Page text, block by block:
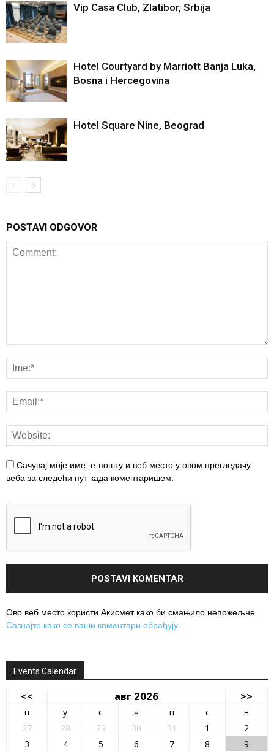
Vip Casa Club, Zlatibor, Srbija
Hotel Courtyard by Marriott Banja Luka,
Bosna i Hercegovina
Hotel Square Nine, Beograd
POSTAVI ODGOVOR
Сачувај моје име, е-пошту и веб место у овом прегледачу
веба за следећи пут када коментаришем.
Ово веб место користи Акисмет како би смањило непожељне.
Сазнајте како се ваши коментари обрађују.
Events Calendar
<< авг 2026 >>
п у с ч п с
н
27
28 29 30 31 1
2
3
4 5 6 7 8 9